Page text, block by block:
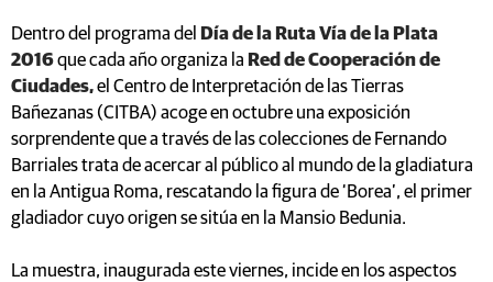
Dentro del programa del
Día de la Ruta Vía de la Plata
2016que cada año organiza la Red de Cooperación de
Ciudades,el Centro de Interpretación de las Tierras
Bañezanas (CITBA) acoge en octubre una exposición
sorprendente que a través de las colecciones de Fernando
Barriales trata de acercar al público al mundo de la gladiatura
en la Antigua Roma, rescatando la figura de ‘Borea’, el primer
gladiador cuyo origen se sitúa en la Mansio Bedunia.
La muestra, inaugurada este viernes, incide en los aspectos